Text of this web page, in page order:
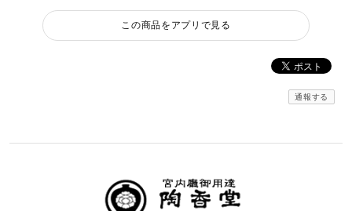
この商品をアプリで見る
通報する